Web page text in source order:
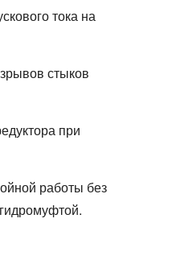
тока на
стыков
при
работы без